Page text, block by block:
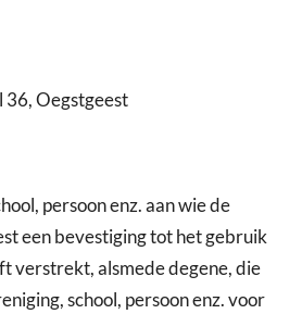
36, Oegstgeest
persoon enz. aan wie de
een bevestiging tot het gebruik
verstrekt, alsmede degene, die
school, persoon enz. voor